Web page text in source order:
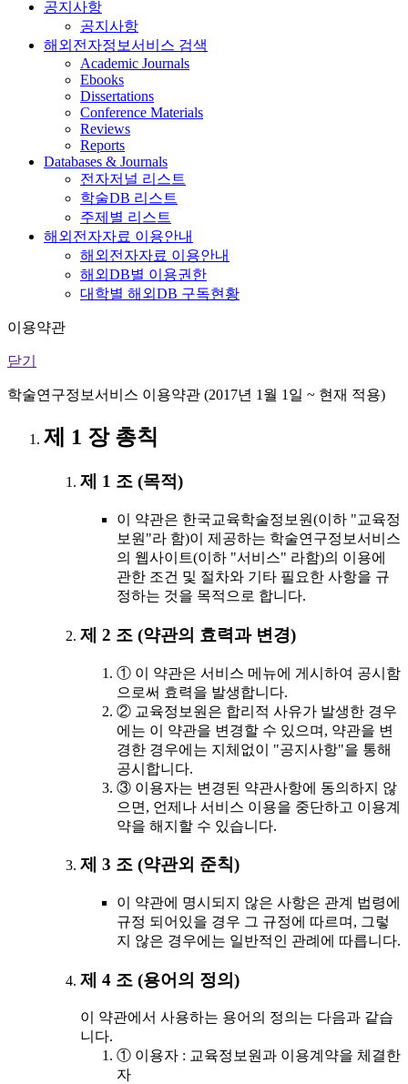
공지사항
공지사항
해외전자정보서비스 검색
Academic Journals
Ebooks
Dissertations
Conference Materials
Reviews
Reports
Databases & Journals
전자저널 리스트
학술DB 리스트
주제별 리스트
해외전자자료 이용안내
해외전자자료 이용안내
해외DB별 이용권한
대학별 해외DB 구독현황
이용약관
닫기
학술연구정보서비스 이용약관 (2017년 1월 1일 ~ 현재 적용)
제 1 장 총칙
제 1 조 (목적)
이 약관은 한국교육학술정보원(이하 "교육정
보원"라 함)이 제공하는 학술연구정보서비스
의 웹사이트(이하 "서비스" 라함)의 이용에
관한 조건 및 절차와 기타 필요한 사항을 규
정하는 것을 목적으로 합니다.
제 2 조 (약관의 효력과 변경)
① 이 약관은 서비스 메뉴에 게시하여 공시함
으로써 효력을 발생합니다.
② 교육정보원은 합리적 사유가 발생한 경우
에는 이 약관을 변경할 수 있으며, 약관을 변
경한 경우에는 지체없이 "공지사항"을 통해
공시합니다.
③ 이용자는 변경된 약관사항에 동의하지 않
으면, 언제나 서비스 이용을 중단하고 이용계
약을 해지할 수 있습니다.
제 3 조 (약관외 준칙)
이 약관에 명시되지 않은 사항은 관계 법령에
규정 되어있을 경우 그 규정에 따르며, 그렇
지 않은 경우에는 일반적인 관례에 따릅니다.
제 4 조 (용어의 정의)
이 약관에서 사용하는 용어의 정의는 다음과 같습
니다.
① 이용자 : 교육정보원과 이용계약을 체결한
자